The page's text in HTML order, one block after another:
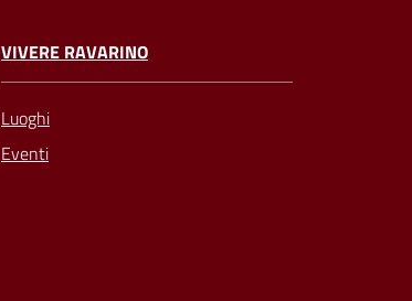
VIVERE RAVARINO
Luoghi
Eventi